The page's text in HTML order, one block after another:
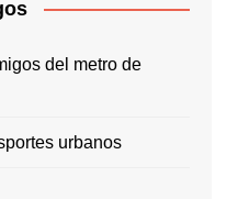
del metro de
urbanos